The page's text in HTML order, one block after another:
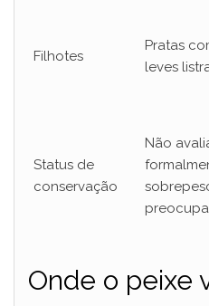
Filhotes
Pratas
leves
Status de
conservação
Não
preocupa
Onde o peixe